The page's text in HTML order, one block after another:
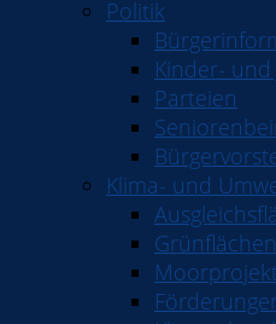
Politik
Kinder-
Parteien
Klima- und